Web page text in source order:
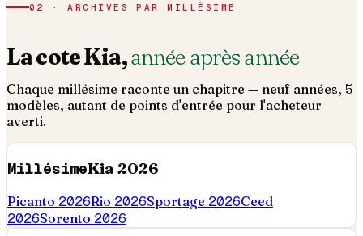
02 · ARCHIVES PAR MILLÉSIME
La coteKia,année après année
Chaque millésime raconte un chapitre — neuf années, 5
modèles, autant de points d'entrée pour l'acheteur
averti.
MillésimeKia 2026
Picanto 2026Rio 2026Sportage 2026Ceed
2026Sorento 2026